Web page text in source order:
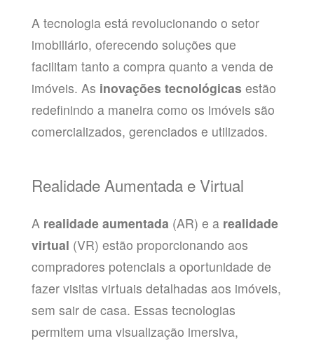
A tecnologia está revolucionando o setor
imobiliário, oferecendo soluções que
facilitam tanto a compra quanto a venda de
imóveis. As inovações tecnológicas estão
redefinindo a maneira como os imóveis são
comercializados, gerenciados e utilizados.
Realidade Aumentada e Virtual
A realidade aumentada (AR) e a realidade
virtual (VR) estão proporcionando aos
compradores potenciais a oportunidade de
fazer visitas virtuais detalhadas aos imóveis,
sem sair de casa. Essas tecnologias
permitem uma visualização imersiva,